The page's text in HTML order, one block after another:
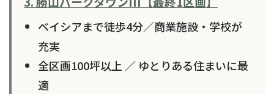
ベイシアまで徒歩4分／商業施設・学校が
充実
全区画100坪以上 ／ ゆとりある住まいに最
適